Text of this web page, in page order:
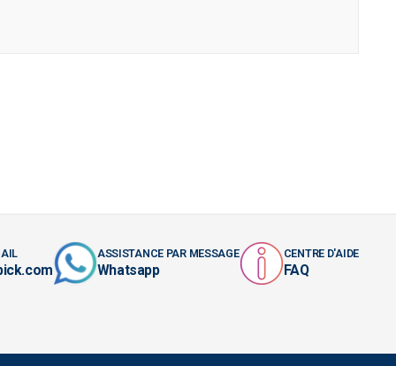
ASSISTANCE PAR MESSAGE
Whatsapp
CENTRE D'AIDE
FAQ